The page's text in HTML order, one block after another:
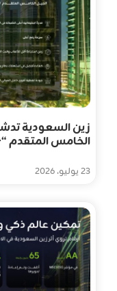
زين السعودية
الخامس المتقدم “+5G” للأفراد في المملكة
23 يوليو، 2026